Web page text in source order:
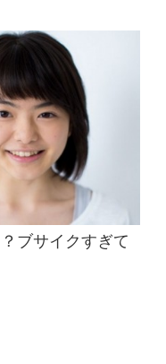
ブサイクすぎて